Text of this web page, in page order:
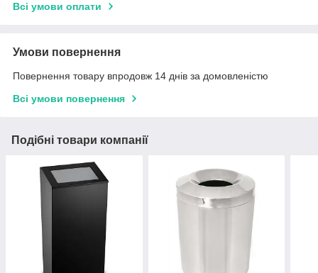
Всі умови оплати
Умови повернення
Повернення товару впродовж 14 днів за домовленістю
Всі умови повернення
Подібні товари компанії